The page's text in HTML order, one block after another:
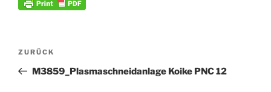
Beitrags-
Vorheriger
Beitrag
ZURÜCK
M3859_Plasmaschneidanlage Koike PNC 12